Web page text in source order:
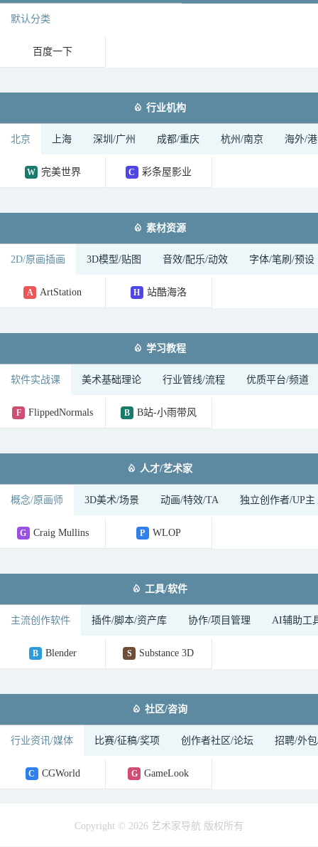
默认分类
百度一下
 行业机构
北京 上海 深圳/广州 成都/重庆 杭州/南京 海外/
W 完美世界 C 彩条屋影业
 素材资源
2D/原画插画 3D模型/贴图 音效/配乐/动效 字体/笔刷/预设
A ArtStation H 站酷海洛
 学习教程
软件实战课 美术基础理论 行业管线/流程 优质平台/频道
F FlippedNormals B B站-小雨带风
 人才/艺术家
概念/原画师 3D美术/场景 动画/特效/TA 独立创作者/UP主
G Craig Mullins P WLOP
 工具/软件
主流创作软件 插件/脚本/资产库 协作/项目管理 AI辅助工
B Blender S Substance 3D
 社区/咨询
行业资讯/媒体 比赛/征稿/奖项 创作者社区/论坛 招聘/外
C CGWorld G GameLook
Copyright © 2026 艺术家导航 版权所有